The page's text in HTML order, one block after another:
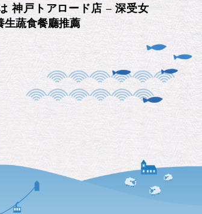
神戸トアロード店 – 深受女
生蔬食餐廳推薦